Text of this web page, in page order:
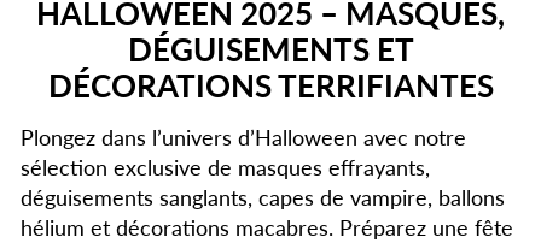
HALLOWEEN 2025 – MASQUES,
DÉGUISEMENTS ET
DÉCORATIONS TERRIFIANTES
Plongez dans l’univers d’Halloween avec notre
sélection exclusive de masques effrayants,
déguisements sanglants, capes de vampire, ballons
hélium et décorations macabres. Préparez une fête